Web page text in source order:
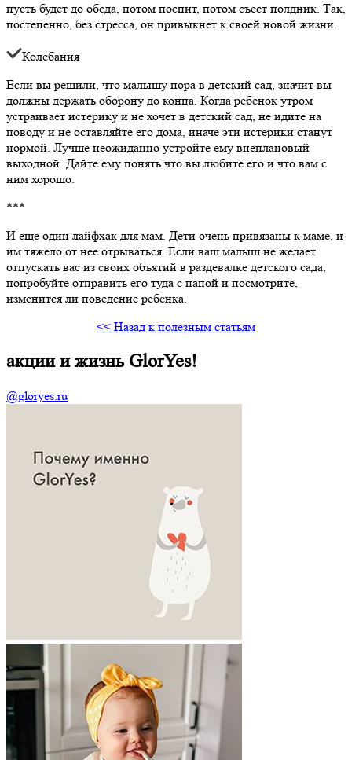
пусть будет до обеда, потом поспит, потом съест полдник. Так,
постепенно, без стресса, он привыкнет к своей новой жизни.
Колебания
Если вы решили, что малышу пора в детский сад, значит вы
должны держать оборону до конца. Когда ребенок утром
устраивает истерику и не хочет в детский сад, не идите на
поводу и не оставляйте его дома, иначе эти истерики станут
нормой. Лучше неожиданно устройте ему внеплановый
выходной. Дайте ему понять что вы любите его и что вам с
ним хорошо.
***
И еще один лайфхак для мам. Дети очень привязаны к маме, и
им тяжело от нее отрываться. Если ваш малыш не желает
отпускать вас из своих объятий в раздевалке детского сада,
попробуйте отправить его туда с папой и посмотрите,
изменится ли поведение ребенка.
<< Назад к полезным статьям
акции и жизнь GlorYes!
@gloryes.ru